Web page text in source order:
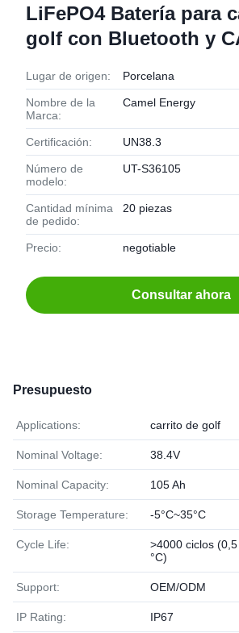
LiFePO4 Batería para
golf con Bluetooth y
Lugar de origen: Porcelana
Nombre de la
Marca:
Camel Energy
Certificación: UN38.3
Número de
modelo:
UT-S36105
Cantidad mínima
de pedido:
20 piezas
Precio: negotiable
Consultar ahora
Presupuesto
Applications: carrito de golf
Nominal Voltage: 38.4V
Nominal Capacity: 105 Ah
Storage Temperature: -5°C~35°C
Cycle Life:
>4000 ciclos
°C)
Support: OEM/ODM
IP Rating: IP67